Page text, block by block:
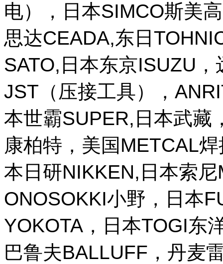
电），日本SIMCO斯美
思达CEADA,东日
SATO,日本东京ISUZU
JST（压接工具），
本世霸SUPER,日本武藏
康柏特，美国METCAL
本日研NIKKEN,日本索
ONOSOKKI小野，日本
YOKOTA，日本TOGI东
巴鲁夫BALLUFF，丹麦